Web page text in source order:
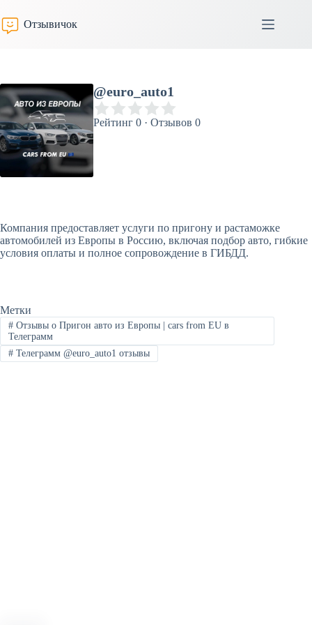
к
сути
Отзывичок
@euro_auto1
Рейтинг 0 · Отзывов 0
Компания предоставляет услуги по пригону и растаможке
автомобилей из Европы в Россию, включая подбор авто, гибкие
условия оплаты и полное сопровождение в ГИБДД.
Метки
#Отзывы о Пригон авто из Европы | cars from EU в
Телеграмм
#Телеграмм @euro_auto1 отзывы